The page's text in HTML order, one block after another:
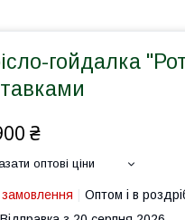
гойдалка
₴
оптові ціни
Оптом і в